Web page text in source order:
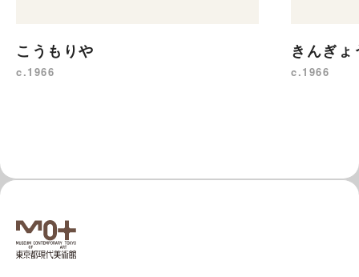
こうもりや
c.1966
きんぎょ
c.1966